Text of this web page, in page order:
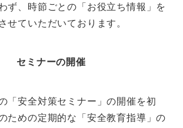
ず、時節ごとの「お役立ち情報」を
せていただいております。
セミナーの開催
「安全対策セミナー」の開催を初
ための定期的な「安全教育指導」の